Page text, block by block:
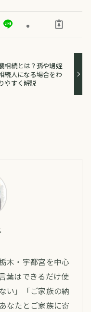
相続とは？孫や甥姪
続人になる場合をわ
やすく解説
木・宇都宮を中心
葉はできるだけ使
い」「ご家族の納
なたとご家族に寄